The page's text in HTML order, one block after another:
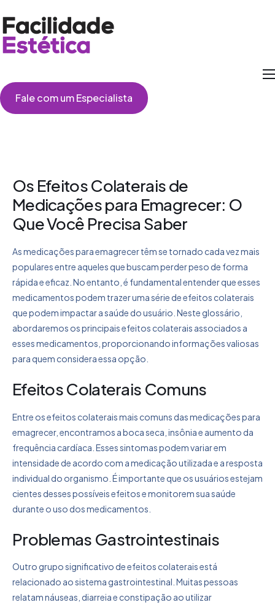
Fale com um Especialista
Os Efeitos Colaterais de
Medicações para Emagrecer: O
Que Você Precisa Saber
As medicações para emagrecer têm se tornado cada vez mais
populares entre aqueles que buscam perder peso de forma
rápida e eficaz. No entanto, é fundamental entender que esses
medicamentos podem trazer uma série de efeitos colaterais
que podem impactar a saúde do usuário. Neste glossário,
abordaremos os principais efeitos colaterais associados a
esses medicamentos, proporcionando informações valiosas
para quem considera essa opção.
Efeitos Colaterais Comuns
Entre os efeitos colaterais mais comuns das medicações para
emagrecer, encontramos a boca seca, insônia e aumento da
frequência cardíaca. Esses sintomas podem variar em
intensidade de acordo com a medicação utilizada e a resposta
individual do organismo. É importante que os usuários estejam
cientes desses possíveis efeitos e monitorem sua saúde
durante o uso dos medicamentos.
Problemas Gastrointestinais
Outro grupo significativo de efeitos colaterais está
relacionado ao sistema gastrointestinal. Muitas pessoas
relatam náuseas, diarreia e constipação ao utilizar